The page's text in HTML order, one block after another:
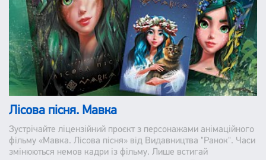
Лісова пісня. Мавка
Зустрічайте ліцензійний проєкт з персонажами анімаційного
фільму «Мавка. Лісова пісня» від Видавництва "Ранок". Часи
змінюються немов кадри із фільму. Лише встигай